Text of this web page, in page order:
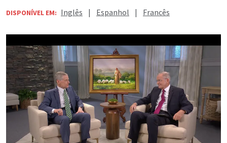
DISPONÍVEL EM: Inglês | Espanhol | Francês